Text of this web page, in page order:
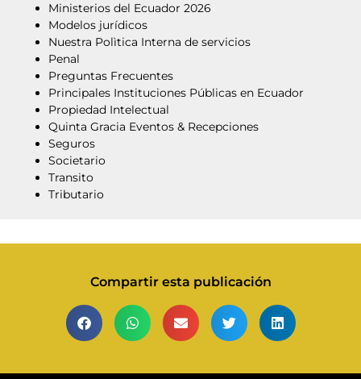
Ministerios del Ecuador 2026
Modelos jurídicos
Nuestra Polìtica Interna de servicios
Penal
Preguntas Frecuentes
Principales Instituciones Públicas en Ecuador
Propiedad Intelectual
Quinta Gracia Eventos & Recepciones
Seguros
Societario
Transito
Tributario
Compartir esta publicación